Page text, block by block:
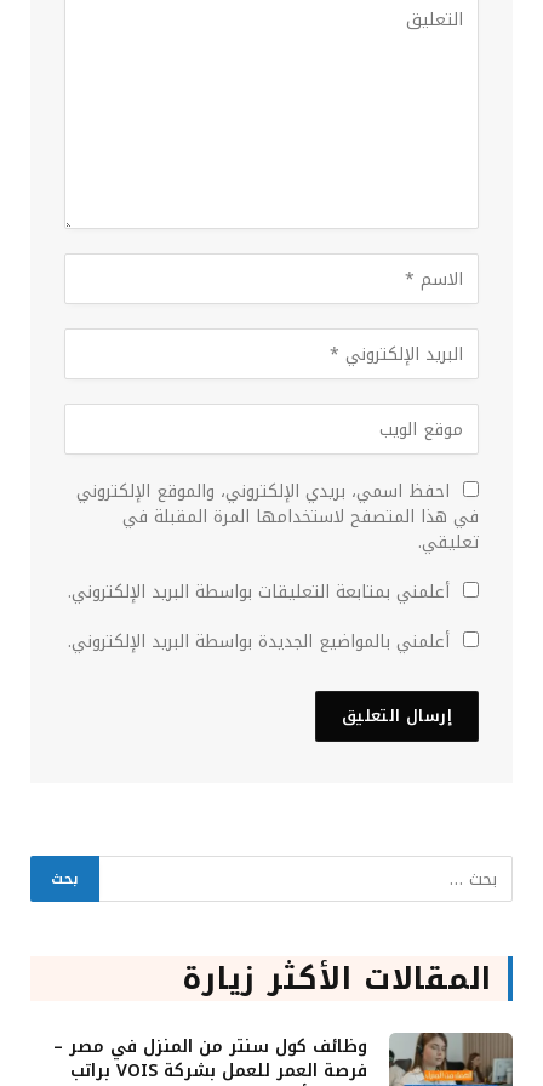
احفظ اسمي، بريدي الإلكتروني، والموقع الإلكتروني
في هذا المتصفح لاستخدامها المرة المقبلة في
تعليقي.
أعلمني بمتابعة التعليقات بواسطة البريد الإلكتروني.
أعلمني بالمواضيع الجديدة بواسطة البريد الإلكتروني.
المقالات الأكثر زيارة
وظائف كول سنتر من المنزل في مصر –
فرصة العمر للعمل بشركة VOIS براتب